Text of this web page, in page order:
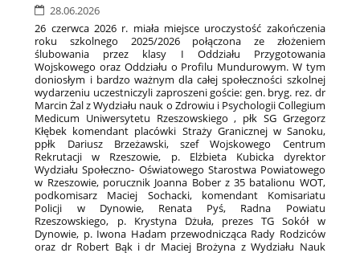
28.06.2026
26 czerwca 2026 r. miała miejsce uroczystość zakończenia
roku szkolnego 2025/2026 połączona ze złożeniem
ślubowania przez klasy I Oddziału Przygotowania
Wojskowego oraz Oddziału o Profilu Mundurowym. W tym
doniosłym i bardzo ważnym dla całej społeczności szkolnej
wydarzeniu uczestniczyli zaproszeni goście: gen. bryg. rez. dr
Marcin Żal z Wydziału nauk o Zdrowiu i Psychologii Collegium
Medicum Uniwersytetu Rzeszowskiego , płk SG Grzegorz
Kłębek komendant placówki Straży Granicznej w Sanoku,
ppłk Dariusz Brzeżawski, szef Wojskowego Centrum
Rekrutacji w Rzeszowie, p. Elżbieta Kubicka dyrektor
Wydziału Społeczno- Oświatowego Starostwa Powiatowego
w Rzeszowie, porucznik Joanna Bober z 35 batalionu WOT,
podkomisarz Maciej Sochacki, komendant Komisariatu
Policji w Dynowie, Renata Pyś, Radna Powiatu
Rzeszowskiego, p. Krystyna Dżuła, prezes TG Sokół w
Dynowie, p. Iwona Hadam przewodnicząca Rady Rodziców
oraz dr Robert Bąk i dr Maciej Brożyna z Wydziału Nauk